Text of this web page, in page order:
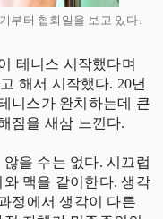
부터 협회일을 보고 있다.
테니스 시작했다며
해서 시작했다. 20년
니스가 완치하는데 큰
짐을 새삼 느낀다.
을 수는 없다. 시끄럽
맥을 같이한다. 생각
정에서 생각이 다른